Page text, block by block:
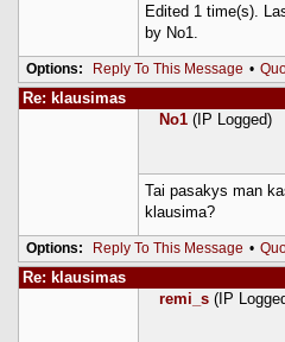
Edited 1 time(s).
by No1.
Options: Reply To This Message •
Re: klausimas
No1 (IP Logged)
Tai pasakys man
klausima?
Options: Reply To This Message •
Re: klausimas
remi_s (IP